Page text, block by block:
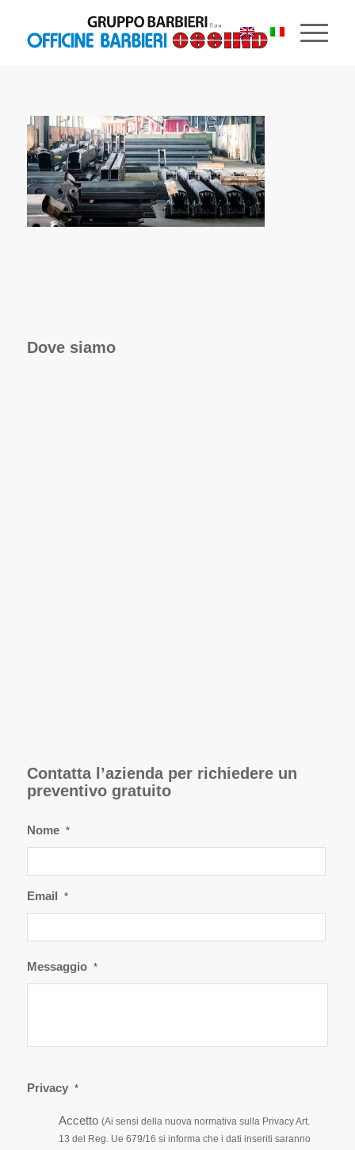
Dove siamo
Contatta l’azienda per richiedere un
preventivo gratuito
Nome *
Email *
Messaggio *
Privacy *
Accetto (Ai sensi della nuova normativa sulla Privacy Art.
13 del Reg. Ue 679/16 si informa che i dati inseriti saranno